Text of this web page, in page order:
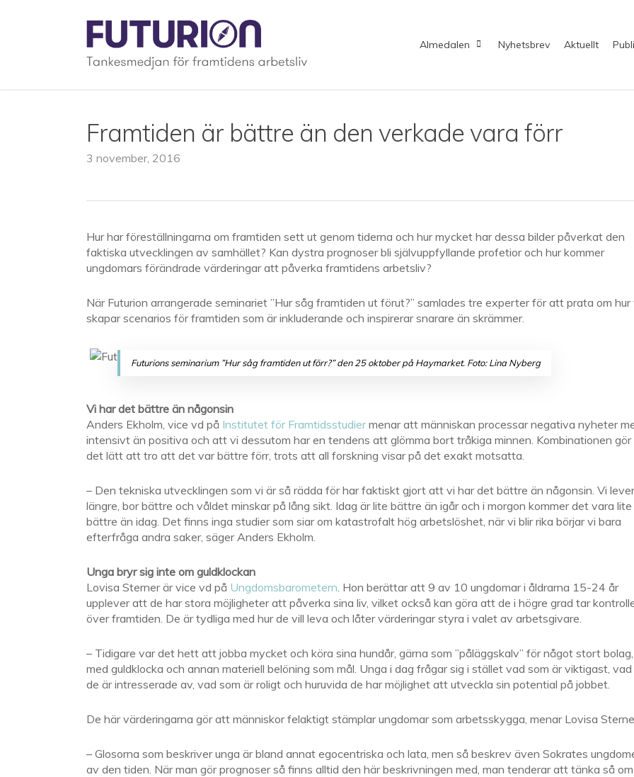
Almedalen Nyhetsbrev Aktuellt
Framtiden är bättre än den verkade vara förr
3 november, 2016
Hur har föreställningarna om framtiden sett ut genom tiderna och hur mycket har dessa bilder påverkat den
faktiska utvecklingen av samhället? Kan dystra prognoser bli självuppfyllande profetior och hur kommer
ungdomars förändrade värderingar att påverka framtidens arbetsliv?
När Futurion arrangerade seminariet ”Hur såg framtiden ut förut?” samlades tre experter för att prata om hur
skapar scenarios för framtiden som är inkluderande och inspirerar snarare än skrämmer.
Futurions seminarium ”Hur såg framtiden ut förr?” den 25 oktober på Haymarket. Foto: Lina Nyberg
Vi har det bättre än någonsin
Anders Ekholm, vice vd på Institutet för Framtidsstudiermenar att människan processar negativa nyheter
intensivt än positiva och att vi dessutom har en tendens att glömma bort tråkiga minnen. Kombinationen gör
det lätt att tro att det var bättre förr, trots att all forskning visar på det exakt motsatta.
– Den tekniska utvecklingen som vi är så rädda för har faktiskt gjort att vi har det bättre än någonsin. Vi lever
längre, bor bättre och våldet minskar på lång sikt. Idag är lite bättre än igår och i morgon kommer det vara lite
bättre än idag. Det finns inga studier som siar om katastrofalt hög arbetslöshet, när vi blir rika börjar vi bara
efterfråga andra saker, säger Anders Ekholm.
Unga bryr sig inte om guldklockan
Lovisa Sterner är vice vd på Ungdomsbarometern. Hon berättar att 9 av 10 ungdomar i åldrarna 15-24 år
upplever att de har stora möjligheter att påverka sina liv, vilket också kan göra att de i högre grad tar
över framtiden. De är tydliga med hur de vill leva och låter värderingar styra i valet av arbetsgivare.
– Tidigare var det hett att jobba mycket och köra sina hundår, gärna som ”påläggskalv” för något stort bolag,
med guldklocka och annan materiell belöning som mål. Unga i dag frågar sig i stället vad som är viktigast, vad
de är intresserade av, vad som är roligt och huruvida de har möjlighet att utveckla sin potential på jobbet.
De här värderingarna gör att människor felaktigt stämplar ungdomar som arbetsskygga, menar Lovisa
– Glosorna som beskriver unga är bland annat egocentriska och lata, men så beskrev även Sokrates
av den tiden. När man gör prognoser så finns alltid den här beskrivningen med, man tenderar att tänka så om